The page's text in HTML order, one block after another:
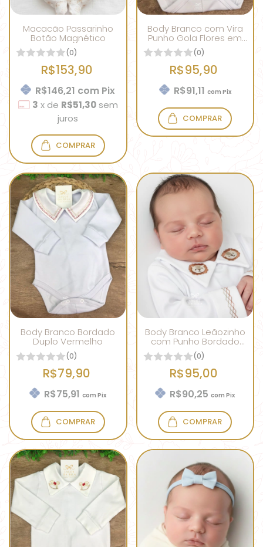
Macacão Passarinho
Botão Magnético
(0)
R$153,90
R$146,21 com Pix
3 x de R$51,30 sem
juros
COMPRAR
Body Branco com Vira
Punho Gola Flores em
Rococó Rosa Bebê
(0)
R$95,90
R$91,11 com Pix
COMPRAR
Body Branco Bordado
Duplo Vermelho
(0)
R$79,90
R$75,91com Pix
COMPRAR
Body Branco Leãozinho
com Punho Bordado
Ref 02
(0)
R$95,00
R$90,25com Pix
COMPRAR